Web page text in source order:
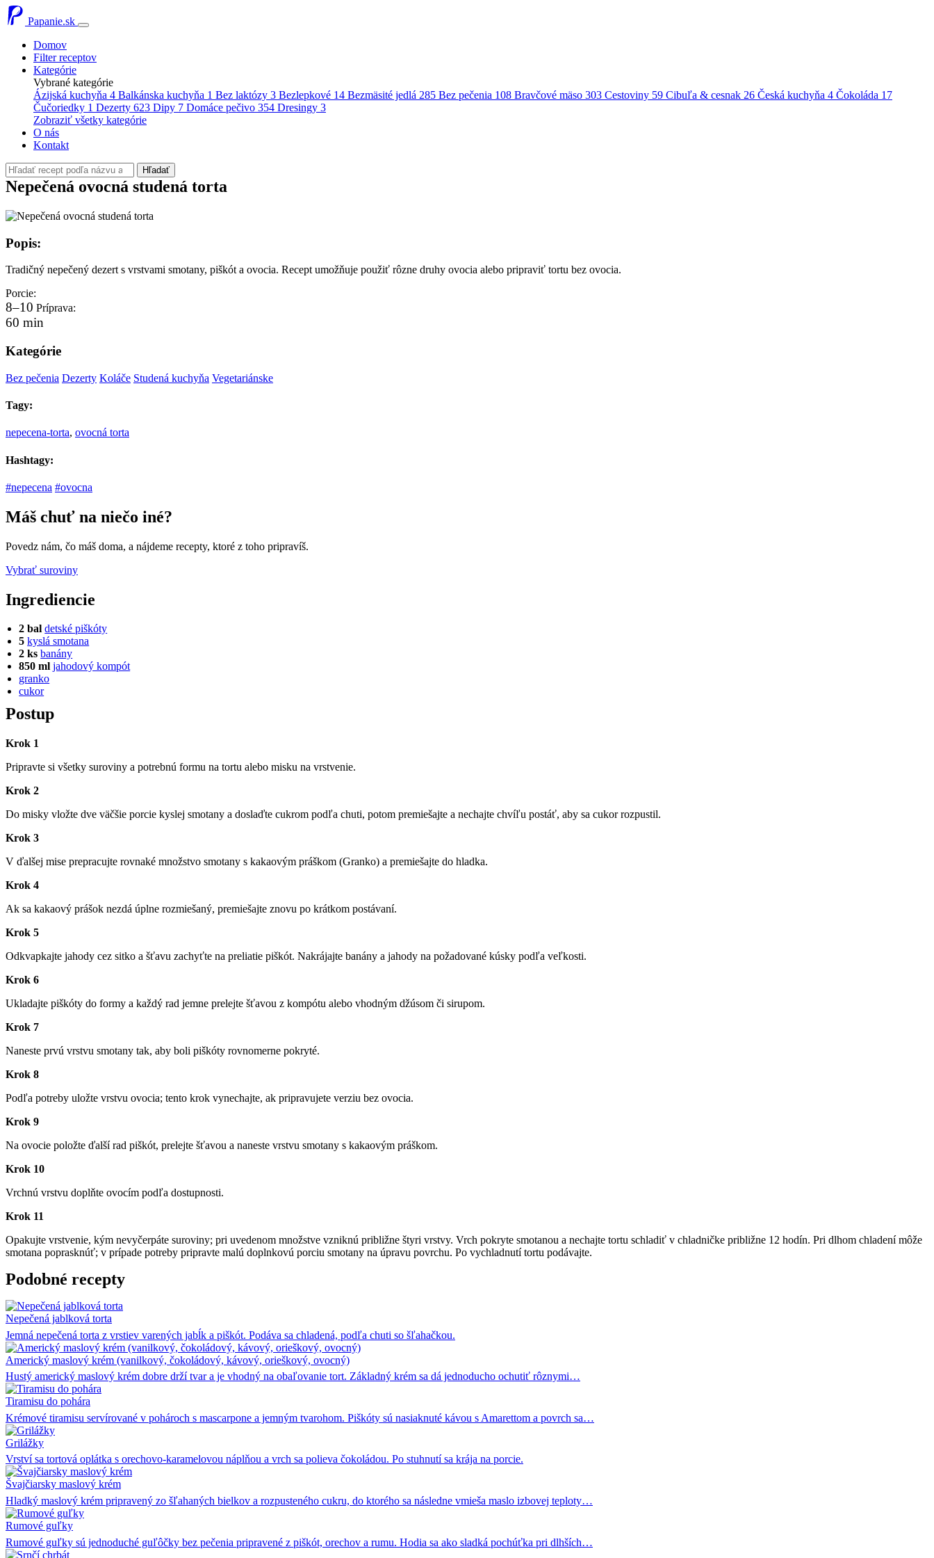
Papanie.sk
Domov
Filter receptov
Kategórie
Vybrané kategórie
Ázijská kuchyňa 4 Balkánska kuchyňa 1 Bez laktózy 3 Bezlepkové 14 Bezmäsité jedlá 285 Bez pečenia 108 Bravčové mäso 303 Cestoviny 59 Cibuľa & cesnak 26 Česká kuchyňa 4 Čokoláda 17
Čučoriedky 1 Dezerty 623 Dipy 7 Domáce pečivo 354 Dresingy 3
Zobraziť všetky kategórie
O nás
Kontakt
Hľadať
Nepečená ovocná studená torta
Popis:
Tradičný nepečený dezert s vrstvami smotany, piškót a ovocia. Recept umožňuje použiť rôzne druhy ovocia alebo pripraviť tortu bez ovocia.
Porcie:
8–10 Príprava:
60 min
Kategórie
Bez pečenia Dezerty Koláče Studená kuchyňa Vegetariánske
Tagy:
nepecena-torta, ovocná torta
Hashtagy:
#nepecena #ovocna
Máš chuť na niečo iné?
Povedz nám, čo máš doma, a nájdeme recepty, ktoré z toho pripravíš.
Vybrať suroviny
Ingrediencie
2 bal detské piškóty
5 kyslá smotana
2 ks banány
850 ml jahodový kompót
granko
cukor
Postup
Krok 1
Pripravte si všetky suroviny a potrebnú formu na tortu alebo misku na vrstvenie.
Krok 2
Do misky vložte dve väčšie porcie kyslej smotany a doslaďte cukrom podľa chuti, potom premiešajte a nechajte chvíľu postáť, aby sa cukor rozpustil.
Krok 3
V ďalšej mise prepracujte rovnaké množstvo smotany s kakaovým práškom (Granko) a premiešajte do hladka.
Krok 4
Ak sa kakaový prášok nezdá úplne rozmiešaný, premiešajte znovu po krátkom postávaní.
Krok 5
Odkvapkajte jahody cez sitko a šťavu zachyťte na preliatie piškót. Nakrájajte banány a jahody na požadované kúsky podľa veľkosti.
Krok 6
Ukladajte piškóty do formy a každý rad jemne prelejte šťavou z kompótu alebo vhodným džúsom či sirupom.
Krok 7
Naneste prvú vrstvu smotany tak, aby boli piškóty rovnomerne pokryté.
Krok 8
Podľa potreby uložte vrstvu ovocia; tento krok vynechajte, ak pripravujete verziu bez ovocia.
Krok 9
Na ovocie položte ďalší rad piškót, prelejte šťavou a naneste vrstvu smotany s kakaovým práškom.
Krok 10
Vrchnú vrstvu doplňte ovocím podľa dostupnosti.
Krok 11
Opakujte vrstvenie, kým nevyčerpáte suroviny; pri uvedenom množstve vzniknú približne štyri vrstvy. Vrch pokryte smotanou a nechajte tortu schladiť v chladničke približne 12 hodín. Pri dlhom chladení môže
smotana poprasknúť; v prípade potreby pripravte malú doplnkovú porciu smotany na úpravu povrchu. Po vychladnutí tortu podávajte.
Podobné recepty
Nepečená jablková torta
Jemná nepečená torta z vrstiev varených jabĺk a piškót. Podáva sa chladená, podľa chuti so šľahačkou.
Americký maslový krém (vanilkový, čokoládový, kávový, orieškový, ovocný)
Hustý americký maslový krém dobre drží tvar a je vhodný na obaľovanie tort. Základný krém sa dá jednoducho ochutiť rôznymi…
Tiramisu do pohára
Krémové tiramisu servírované v pohároch s mascarpone a jemným tvarohom. Piškóty sú nasiaknuté kávou s Amarettom a povrch sa…
Grilážky
Vrství sa tortová oplátka s orechovo-karamelovou náplňou a vrch sa polieva čokoládou. Po stuhnutí sa krája na porcie.
Švajčiarsky maslový krém
Hladký maslový krém pripravený zo šľahaných bielkov a rozpusteného cukru, do ktorého sa následne vmieša maslo izbovej teploty…
Rumové guľky
Rumové guľky sú jednoduché guľôčky bez pečenia pripravené z piškót, orechov a rumu. Hodia sa ako sladká pochúťka pri dlhších…